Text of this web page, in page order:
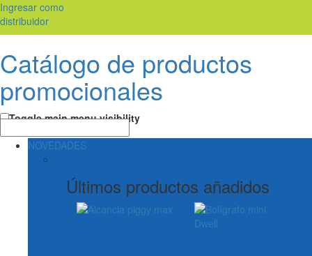
Ingresar como
distribuidor
Catálogo de productos
promocionales
Toggle main menu visibility
NOVEDADES
Últimos productos añadidos